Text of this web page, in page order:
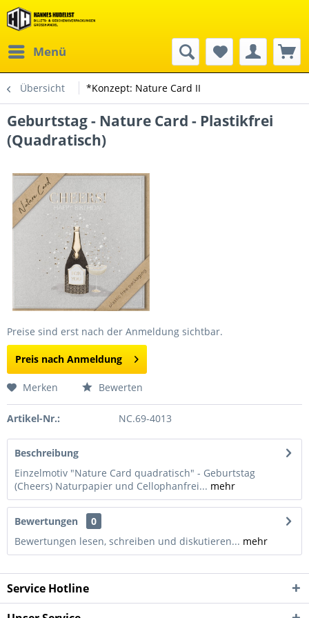
Menü
Übersicht *Konzept: Nature Card II
Geburtstag - Nature Card - Plastikfrei
(Quadratisch)
Preise sind erst nach der Anmeldung sichtbar.
Preis nach Anmeldung
Merken Bewerten
Artikel-Nr.: NC.69-4013
Beschreibung
Einzelmotiv "Nature Card quadratisch" - Geburtstag
(Cheers) Naturpapier und Cellophanfrei... mehr
Bewertungen
0
Bewertungen lesen, schreiben und diskutieren... mehr
Service Hotline